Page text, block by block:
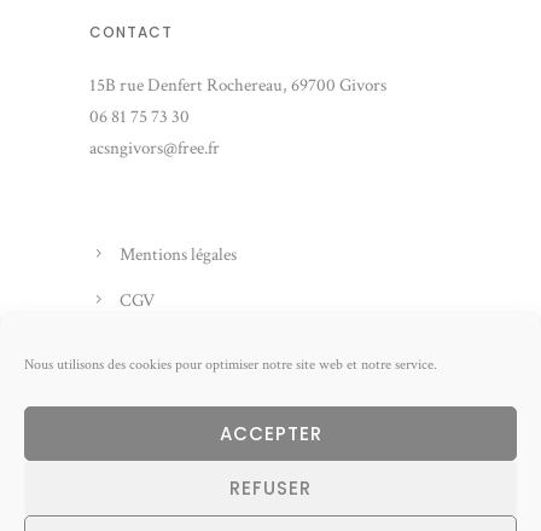
Nous utilisons des cookies pour optimiser notre site web et notre service.
ACCEPTER
REFUSER
CONTACT
15B rue Denfert Rochereau, 69700 Givors
06 81 75 73 30
acsngivors@free.fr
Mentions légales
CGV